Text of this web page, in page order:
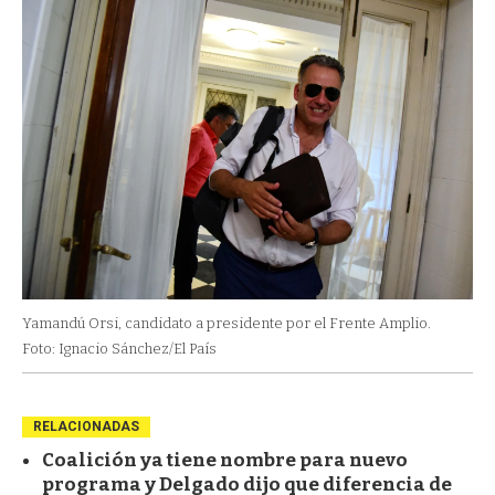
Yamandú Orsi, candidato a presidente por el Frente Amplio.
Foto: Ignacio Sánchez/El País
RELACIONADAS
Coalición ya tiene nombre para nuevo
programa y Delgado dijo que diferencia de